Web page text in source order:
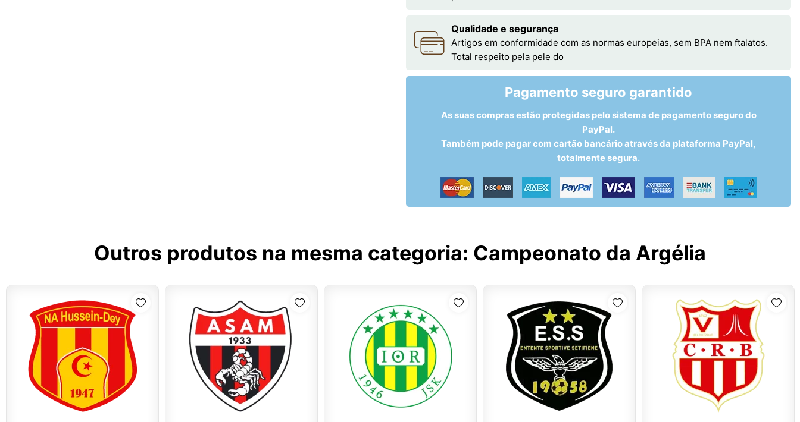
Qualidade e segurança
Artigos em conformidade com as normas europeias, sem BPA nem ftalatos.
Total respeito pela pele do
Pagamento seguro garantido
As suas compras estão protegidas pelo sistema de pagamento seguro do
PayPal.
Também pode pagar com cartão bancário através da plataforma PayPal,
totalmente segura.
Outros produtos na mesma categoria: Campeonato da Argélia